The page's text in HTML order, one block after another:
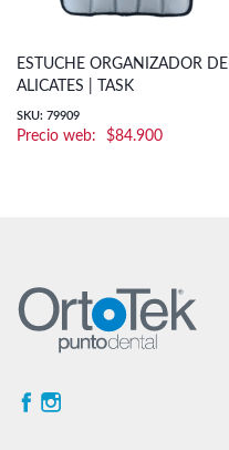
ESTUCHE ORGANIZADOR DE
ALICATES | TASK
SKU: 79909
$84.900